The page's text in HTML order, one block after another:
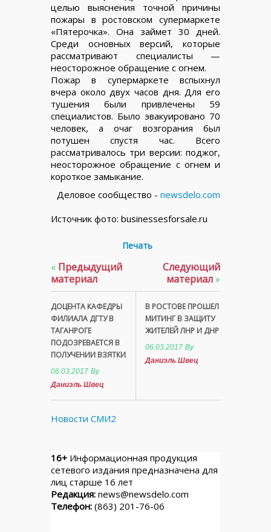
целью выяснения точной причины
пожары в ростовском супермаркете
«Пятерочка». Она займет 30 дней.
Среди основных версий, которые
рассматривают специалисты —
неосторожное обращение с огнем.
Пожар в супермаркете вспыхнул
вчера около двух часов дня. Для его
тушения были привлечены 59
специалистов. Было эвакуировано 70
человек, а очаг возгорания был
потушен спустя час. Всего
рассматривалось три версии: поджог,
неосторожное обращение с огнем и
короткое замыкание.
Деловое сообщество - newsdelo.com
Источник фото: businessesforsale.ru
Печать
« Предыдущий
материал
ДОЦЕНТА КАФЕДРЫ
ФИЛИАЛА ДГТУ В
ТАГАНРОГЕ
ПОДОЗРЕВАЕТСЯ В
ПОЛУЧЕНИИ ВЗЯТКИ
06.03.2017 By
Даниэль Швец
Следующий
материал»
В РОСТОВЕ ПРОШЕЛ
МИТИНГ В ЗАЩИТУ
ЖИТЕЛЕЙ ЛНР И ДНР
06.03.2017 By
Даниэль Швец
Новости СМИ2
16+ Информационная продукция
сетевого издания предназначена для
лиц старше 16 лет
Редакция: news@newsdelo.com
Телефон: (863) 201-76-06